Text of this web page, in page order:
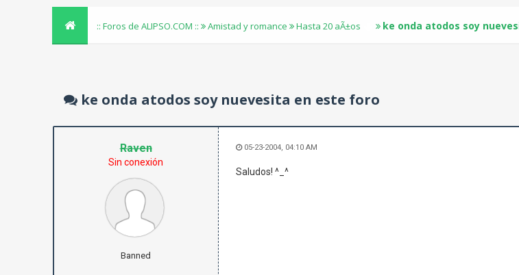
:: Foros de ALIPSO.COM :: Amistad y romance Hasta 20 aÃ±os ke onda atodos soy
ke onda atodos soy nuevesita en este foro
Raven
Sin conexión
Banned
05-23-2004, 04:10 AM
Saludos! ^_^